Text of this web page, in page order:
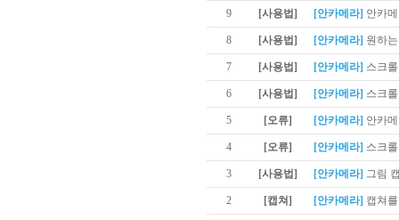
9 [사용법] [안카메라] 안카
8 [사용법] [안카메라] 원하
7 [사용법] [안카메라] 스크
6 [사용법] [안카메라] 스크
5 [오류] [안카메라] 안카
4 [오류] [안카메라] 스크
3 [사용법] [안카메라] 그림
2 [캡쳐] [안카메라] 캡쳐